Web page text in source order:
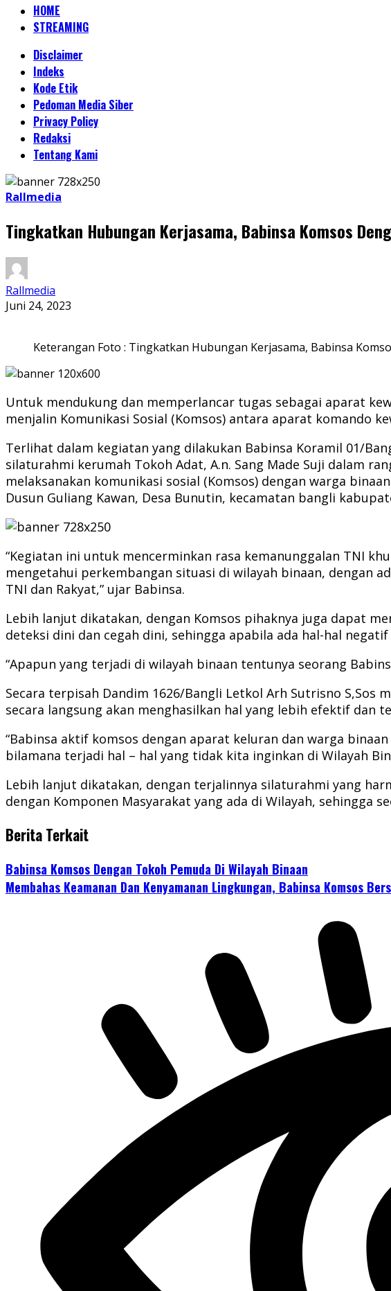
HOME
STREAMING
Disclaimer
Indeks
Kode Etik
Pedoman Media Siber
Privacy Policy
Redaksi
Tentang Kami
Rallmedia
Tingkatkan Hubungan Kerjasama, Babinsa Komsos
Rallmedia
Juni 24, 2023
Keterangan Foto : Tingkatkan Hubungan Kerjasama, Babinsa
Untuk mendukung dan memperlancar tugas sebagai aparat
menjalin Komunikasi Sosial (Komsos) antara aparat komando
Terlihat dalam kegiatan yang dilakukan Babinsa Koramil 01/
silaturahmi kerumah Tokoh Adat, A.n. Sang Made Suji dalam
melaksanakan komunikasi sosial (Komsos) dengan warga
Dusun Guliang Kawan, Desa Bunutin, kecamatan bangli
“Kegiatan ini untuk mencerminkan rasa kemanunggalan TNI
mengetahui perkembangan situasi di wilayah binaan, dengan
TNI dan Rakyat,” ujar Babinsa.
Lebih lanjut dikatakan, dengan Komsos pihaknya juga dapat
deteksi dini dan cegah dini, sehingga apabila ada hal-hal
“Apapun yang terjadi di wilayah binaan tentunya seorang
Secara terpisah Dandim 1626/Bangli Letkol Arh Sutrisno S,Sos
secara langsung akan menghasilkan hal yang lebih efektif dan
“Babinsa aktif komsos dengan aparat keluran dan warga
bilamana terjadi hal – hal yang tidak kita inginkan di Wilayah
Lebih lanjut dikatakan, dengan terjalinnya silaturahmi yang
dengan Komponen Masyarakat yang ada di Wilayah, sehingga
Berita Terkait
Babinsa Komsos Dengan Tokoh Pemuda Di Wilayah Binaan
Membahas Keamanan Dan Kenyamanan Lingkungan, Babinsa Komsos